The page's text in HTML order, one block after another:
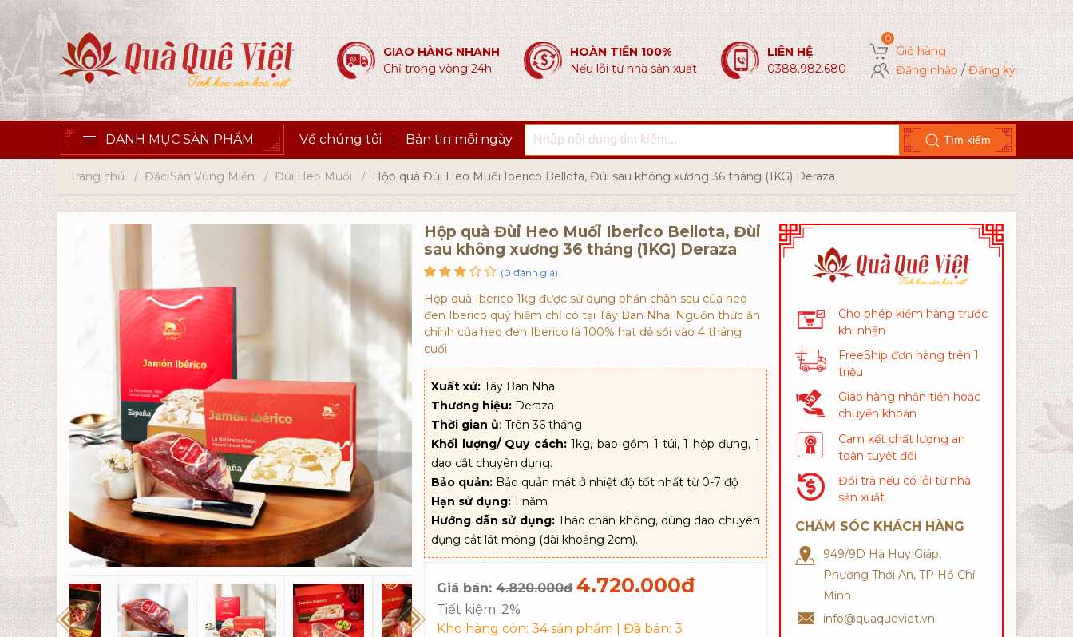
GIAO HÀNG NHANH
Chỉ trong vòng 24h
HOÀN TIỀN 100%
Nếu lỗi từ nhà sản xuất
LIÊN HỆ
0388.982.680
Giỏ hàng
Đăng nhập / Đăng ký
DANH MỤC SẢN PHẨM Về chúng tôi Bản tin mỗi ngày Tìm kiếm
Trang chủ Đặc Sản Vùng Miền Đùi Heo Muối Hộp quà Đùi Heo Muối Iberico Bellota, Đùi sau không xương 36 tháng (1KG) Deraza
Hộp quà Đùi Heo Muối Iberico Bellota, Đùi
sau không xương 36 tháng (1KG) Deraza
(0 đánh giá)
Hộp quà Iberico 1kg được sử dụng phần chân sau của heo
đen Iberico quý hiếm chỉ có tại Tây Ban Nha. Nguồn thức ăn
chính của heo đen Iberico là 100% hạt dẻ sồi vào 4 tháng
cuối
Xuất xứ: Tây Ban Nha
Thương hiệu: Deraza
Thời gian ủ: Trên 36 tháng
Khối lượng/ Quy cách:1kg, bao gồm 1 túi, 1 hộp đựng, 1
dao cắt chuyên dụng.
Bảo quản: Bảo quản mát ở nhiệt độ tốt nhất từ 0-7 độ
Hạn sử dụng: 1 năm
Hướng dẫn sử dụng:Tháo chân không, dùng dao chuyên
dụng cắt lát mỏng (dài khoảng 2cm).
Giá bán:4.820.000đ 4.720.000đ
Tiết kiệm: 2%
Kho hàng còn:34sản phẩm | Đã bán:3
Cho phép kiểm hàng trước
khi nhận
FreeShip đơn hàng trên 1
triệu
Giao hàng nhận tiền hoặc
chuyển khoản
Cam kết chất lượng an
toàn tuyệt đối
Đổi trả nếu có lỗi từ nhà
sản xuất
CHĂM SÓC KHÁCH HÀNG
949/9D Hà Huy Giáp,
Phường Thới An, TP Hồ Chí
Minh
info@quaqueviet.vn